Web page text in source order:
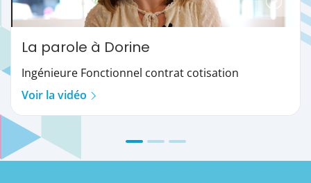
La parole à Dorine
Ingénieure Fonctionnel contrat cotisation
Voir la vidéo